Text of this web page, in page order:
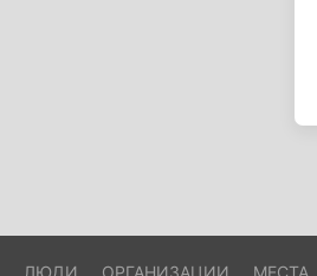
ЛЮДИ ОРГАНИЗАЦИИ МЕСТА